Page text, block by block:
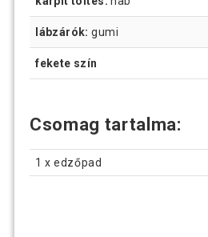
lábzárók: gumi
fekete szín
Csomag tartalma:
1 x edzőpad